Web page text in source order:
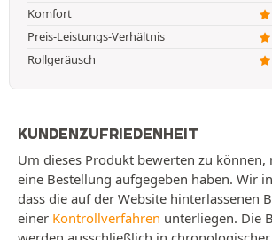
Komfort
Preis-Leistungs-Verhältnis
Rollgeräusch
KUNDENZUFRIEDENHEIT
Um dieses Produkt bewerten zu können,
eine Bestellung aufgegeben haben. Wir
dass die auf der Website hinterlassenen
einer Kontrollverfahren unterliegen. Die